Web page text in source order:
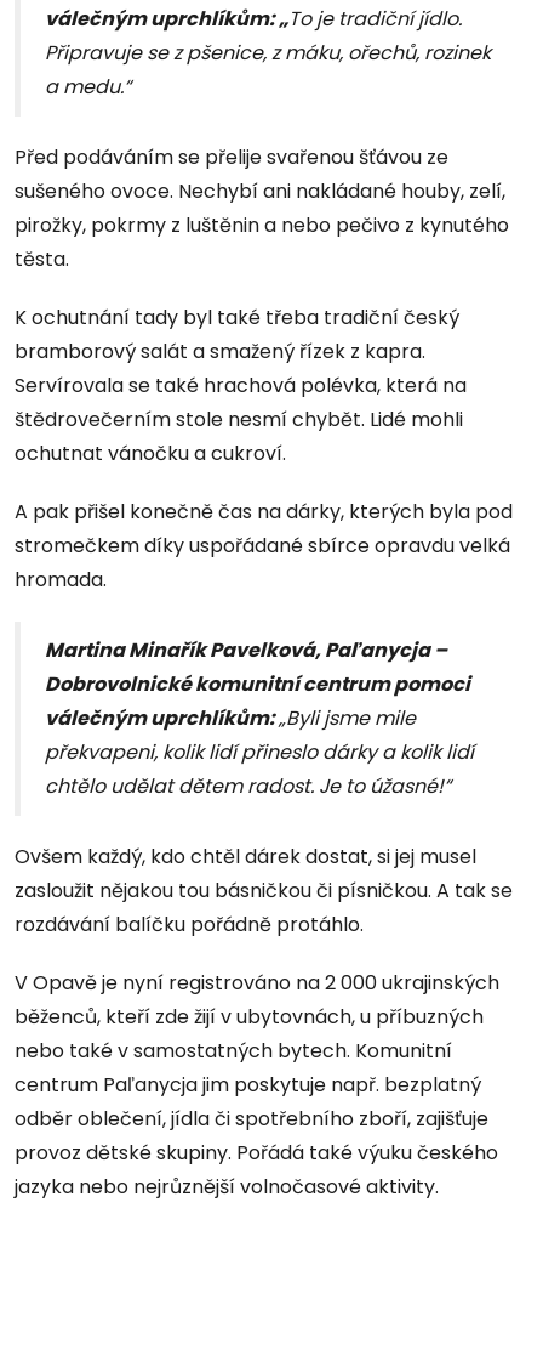
válečným uprchlíkům: „To je tradiční jídlo.
Připravuje se z pšenice, z máku, ořechů, rozinek
a medu.“
Před podáváním se přelije svařenou šťávou ze
sušeného ovoce. Nechybí ani nakládané houby, zelí,
pirožky, pokrmy z luštěnin a nebo pečivo z kynutého
těsta.
K ochutnání tady byl také třeba tradiční český
bramborový salát a smažený řízek z kapra.
Servírovala se také hrachová polévka, která na
štědrovečerním stole nesmí chybět. Lidé mohli
ochutnat vánočku a cukroví.
A pak přišel konečně čas na dárky, kterých byla pod
stromečkem díky uspořádané sbírce opravdu velká
hromada.
Martina Minařík Pavelková, Paľanycja –
Dobrovolnické komunitní centrum pomoci
válečným uprchlíkům:„Byli jsme mile
překvapeni, kolik lidí přineslo dárky a kolik lidí
chtělo udělat dětem radost. Je to úžasné!“
Ovšem každý, kdo chtěl dárek dostat, si jej musel
zasloužit nějakou tou básničkou či písničkou. A tak se
rozdávání balíčku pořádně protáhlo.
V Opavě je nyní registrováno na 2 000 ukrajinských
běženců, kteří zde žijí v ubytovnách, u příbuzných
nebo také v samostatných bytech. Komunitní
centrum Paľanycja jim poskytuje např. bezplatný
odběr oblečení, jídla či spotřebního zboří, zajišťuje
provoz dětské skupiny. Pořádá také výuku českého
jazyka nebo nejrůznější volnočasové aktivity.